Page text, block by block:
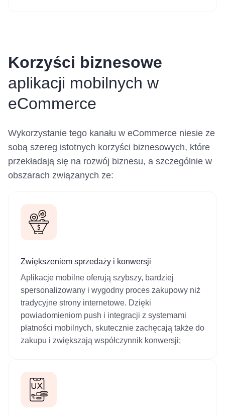
Korzyści biznesowe
aplikacji mobilnych w
eCommerce
Wykorzystanie tego kanału w eCommerce niesie ze
sobą szereg istotnych korzyści biznesowych, które
przekładają się na rozwój biznesu, a szczególnie w
obszarach związanych ze:
Zwiększeniem sprzedaży i konwersji
Aplikacje mobilne oferują szybszy, bardziej
spersonalizowany i wygodny proces zakupowy niż
tradycyjne strony internetowe. Dzięki
powiadomieniom push i integracji z systemami
płatności mobilnych, skutecznie zachęcają także do
zakupu i zwiększają współczynnik konwersji;